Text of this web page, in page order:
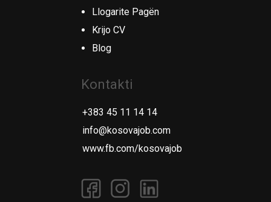
Llogarite Pagën
Krijo CV
Blog
Kontakti
+383 45 11 14 14
info@kosovajob.com
www.fb.com/kosovajob